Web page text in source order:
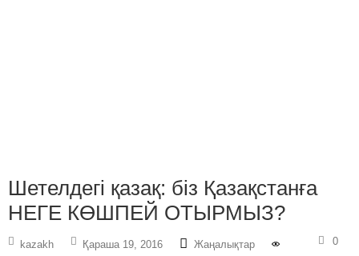
Шетелдегі қазақ: біз Қазақстанға
НЕГЕ КӨШПЕЙ ОТЫРМЫЗ?
kazakh Қараша 19, 2016 Жаңалықтар 0